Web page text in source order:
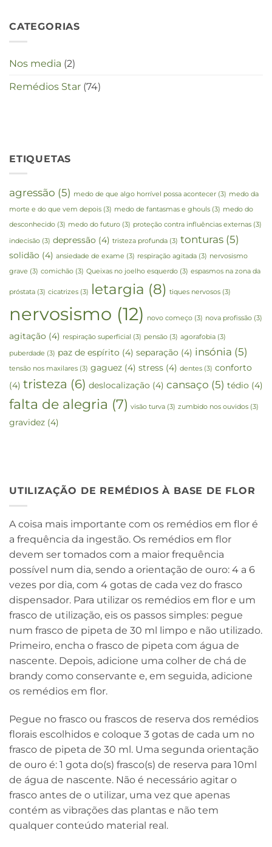
CATEGORIAS
Nos media (2)
Remédios Star (74)
ETIQUETAS
agressão (5) medo de que algo horrível possa acontecer (3) medo da
morte e do que vem depois (3) medo de fantasmas e ghouls (3) medo do
desconhecido (3) medo do futuro (3) proteção contra influências externas (3)
indecisão (3) depressão (4) tristeza profunda (3) tonturas (5)
solidão (4) ansiedade de exame (3) respiração agitada (3) nervosismo
grave (3) comichão (3) Queixas no joelho esquerdo (3) espasmos na zona da
próstata (3) cicatrizes (3) letargia (8) tiques nervosos (3)
nervosismo (12) novo começo (3) nova profissão (3)
agitação (4) respiração superficial (3) pensão (3) agorafobia (3)
puberdade (3) paz de espírito (4) separação (4) insónia (5)
tensão nos maxilares (3) gaguez (4) stress (4) dentes (3) conforto
(4) tristeza (6) deslocalização (4) cansaço (5) tédio (4)
falta de alegria (7) visão turva (3) zumbido nos ouvidos (3)
gravidez (4)
UTILIZAÇÃO DE REMÉDIOS À BASE DE FLOR
A coisa mais importante com os remédios em flor é
a frequência da ingestão. Os remédios em flor
devem ser tomados com a maior frequência
possível num dia, sendo a orientação de ouro: 4 a 6
vezes por dia, com 4 gotas de cada vez do frasco
dispensador. Para utilizar os remédios em flor e um
frasco de utilização, eis os passos simples: pegue
num frasco de pipeta de 30 ml limpo e não utilizado.
Primeiro, encha o frasco de pipeta com água de
nascente. Depois, adicione uma colher de chá de
brandy como conservante e, em seguida, adicione
os remédios em flor.
Pegue no frasco ou frascos de reserva dos remédios
florais escolhidos e coloque 3 gotas de cada um no
frasco de pipeta de 30 ml. Uma segunda orientação
de ouro é: 1 gota do(s) frasco(s) de reserva para 10ml
de água de nascente. Não é necessário agitar o
frasco antes de o utilizar, uma vez que apenas
contém as vibrações das plantas e não tem
qualquer conteúdo material real.